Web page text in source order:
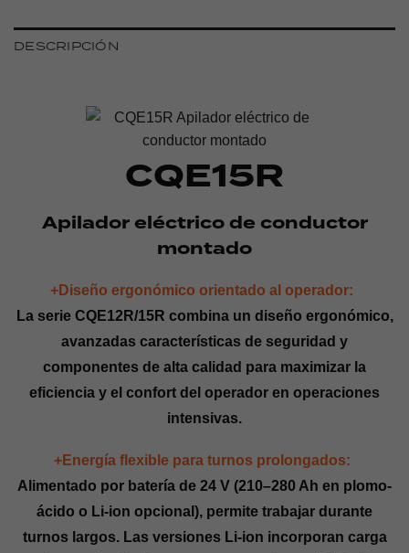
DESCRIPCIÓN
CQE15R
Apilador eléctrico de conductor
montado
+Diseño ergonómico orientado al operador:
La serie CQE12R/15R combina un diseño ergonómico,
avanzadas características de seguridad y
componentes de alta calidad para maximizar la
eficiencia y el confort del operador en operaciones
intensivas.
+Energía flexible para turnos prolongados:
Alimentado por batería de 24 V (210–280 Ah en plomo-
ácido o Li-ion opcional), permite trabajar durante
turnos largos. Las versiones Li-ion incorporan carga